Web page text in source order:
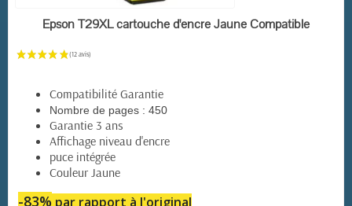
(15 avis)
EN STOCK
Epson T29XL cartouche d'encre Jaune Compatible
Compatibilité Garantie
Nombre de pages : 450
Garantie 3 ans
Affichage niveau d'encre
puce intégrée
Couleur Jaune
-83% par rapport à l'original